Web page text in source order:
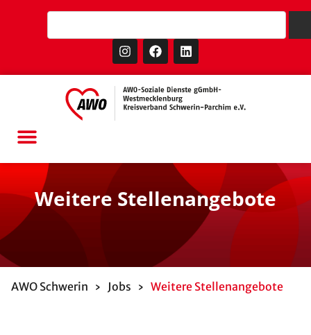
Weitere Stellenangebote
AWO Schwerin › Jobs › Weitere Stellenangebote